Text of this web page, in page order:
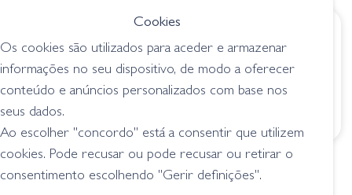
€ 7.95
Rapala Crush City
Salt Ned Roll -
Ghost Morning
Dawn
senkos
Gary Yamamoto
Ned Senko Floater
3" - 356 Plum Apple
Cookies
Os cookies são utilizados para aceder e armazenar
informações no seu dispositivo, de modo a oferecer
conteúdo e anúncios personalizados com base nos
seus dados.
Ao escolher "concordo" está a consentir que utilizem
cookies. Pode recusar ou pode recusar ou retirar o
consentimento escolhendo "Gerir definições".